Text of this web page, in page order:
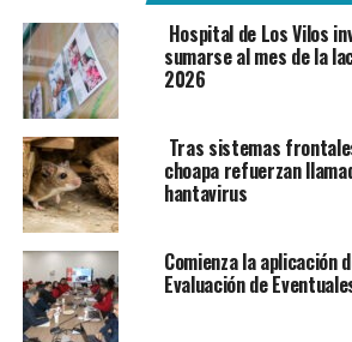
Hospital de Los Vilos
sumarse al mes de la
2026
Tras sistemas
choapa refuerzan
hantavirus
Comienza la aplicación
Evaluación de